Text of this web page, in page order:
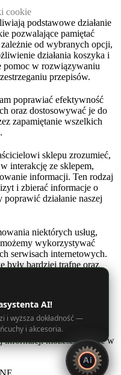
cookie
podstawowe działanie
pozwalające pamiętać
od wybranych opcji,
działania koszyka i
pomoc w rozwiązywaniu
przepisów.
poprawiać efektywność
oraz dostosowywać je do
zapamiętanie wszelkich
sklepu zrozumieć,
interakcję ze sklepem,
informacji. Ten rodzaj
i zbierać informacje o
działanie naszej
niektórych usług,
wykorzystywać
serwisach internetowych.
były bardziej trafne oraz
zapobiegają też
reklam. Reklamy te służą
działaniach naszego
zgody na
możesz znaleźć w
AI!
i wyższa dokładność —
i akcesoria.